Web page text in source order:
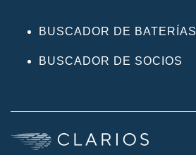
BUSCADOR DE BATERÍAS
BUSCADOR DE SOCIOS